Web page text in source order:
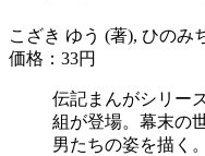
こざき ゆう (著), ひのみ
価格：33円
伝記まんがシリー
組が登場。幕末の
男たちの姿を描く